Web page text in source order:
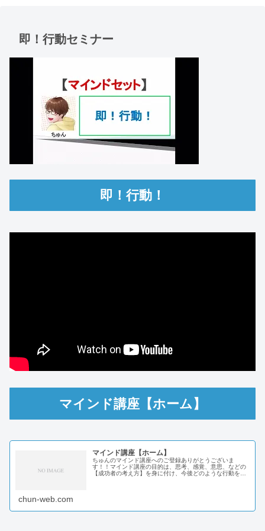
即！行動セミナー
即！行動！
マインド講座【ホーム】
マインド講座【ホーム】
ちゅんのマインド講座へのご登録ありがとうございま
す！！マインド講座の目的は、思考、感覚、意思、などの
【成功者の考え方】を身に付け、今後どのような行動をす
chun-web.com